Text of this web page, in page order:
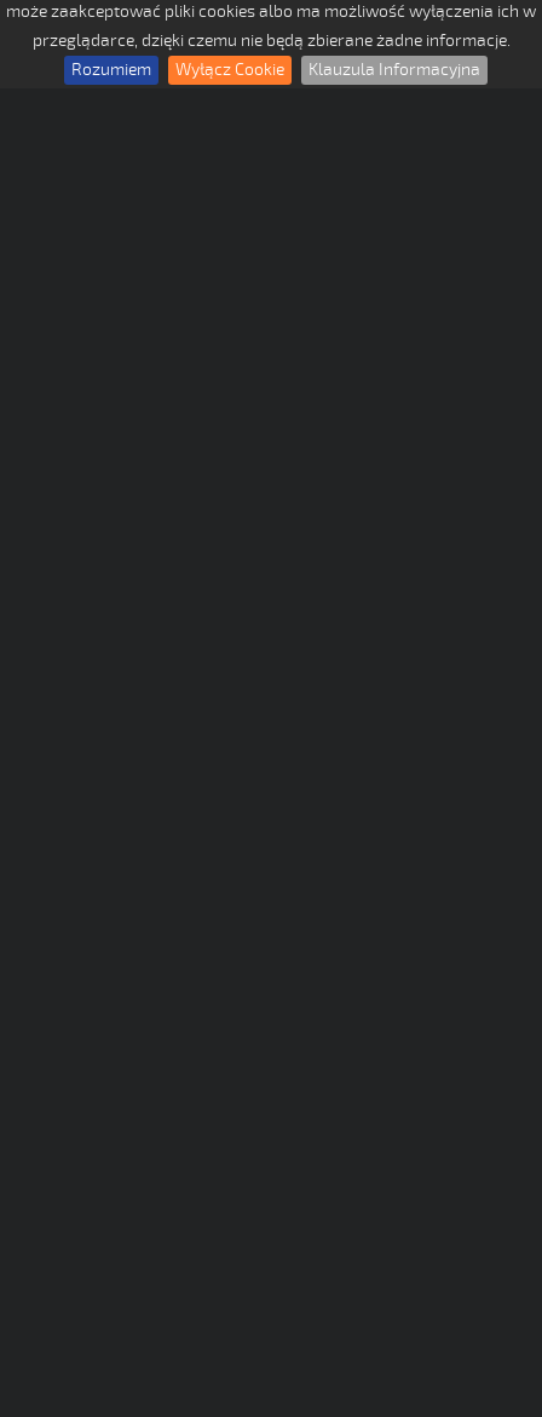
może zaakceptować pliki cookies albo ma możliwość wyłączenia ich w
przeglądarce, dzięki czemu nie będą zbierane żadne informacje.
Rozumiem
Wyłącz Cookie Klauzula Informacyjna